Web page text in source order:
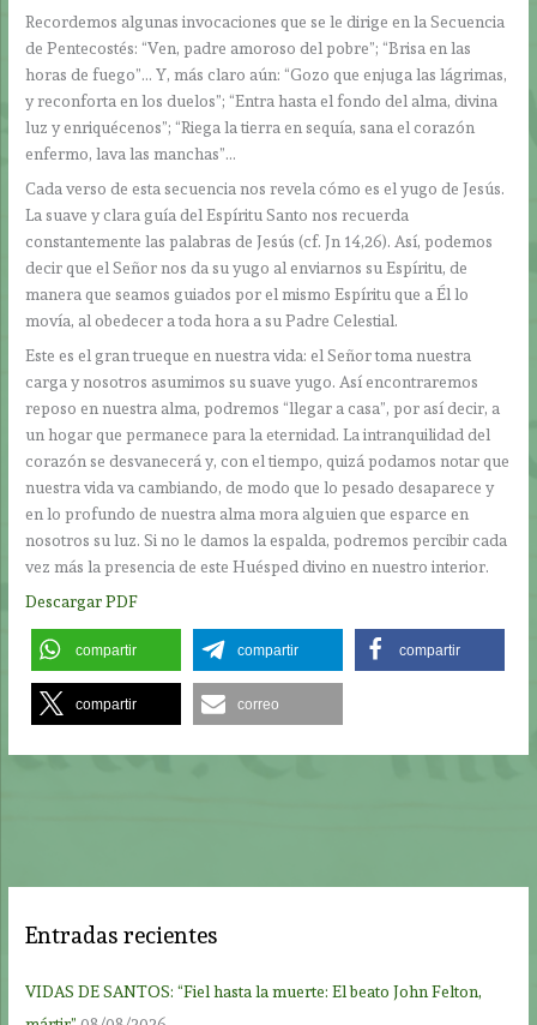
Recordemos algunas invocaciones que se le dirige en la Secuencia
de Pentecostés: “Ven, padre amoroso del pobre”; “Brisa en las
horas de fuego”… Y, más claro aún: “Gozo que enjuga las lágrimas,
y reconforta en los duelos”; “Entra hasta el fondo del alma, divina
luz y enriquécenos”; “Riega la tierra en sequía, sana el corazón
enfermo, lava las manchas”…
Cada verso de esta secuencia nos revela cómo es el yugo de Jesús.
La suave y clara guía del Espíritu Santo nos recuerda
constantemente las palabras de Jesús (cf. Jn 14,26). Así, podemos
decir que el Señor nos da su yugo al enviarnos su Espíritu, de
manera que seamos guiados por el mismo Espíritu que a Él lo
movía, al obedecer a toda hora a su Padre Celestial.
Este es el gran trueque en nuestra vida: el Señor toma nuestra
carga y nosotros asumimos su suave yugo. Así encontraremos
reposo en nuestra alma, podremos “llegar a casa”, por así decir, a
un hogar que permanece para la eternidad. La intranquilidad del
corazón se desvanecerá y, con el tiempo, quizá podamos notar que
nuestra vida va cambiando, de modo que lo pesado desaparece y
en lo profundo de nuestra alma mora alguien que esparce en
nosotros su luz. Si no le damos la espalda, podremos percibir cada
vez más la presencia de este Huésped divino en nuestro interior.
Descargar PDF
compartir compartir compartir
compartir correo
Entradas recientes
VIDAS DE SANTOS: “Fiel hasta la muerte: El beato John Felton,